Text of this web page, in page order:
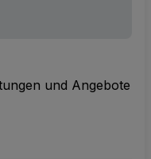
und Angebote